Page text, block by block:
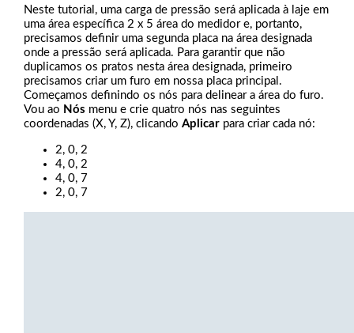
Neste tutorial, uma carga de pressão será aplicada à laje em
uma área específica 2 x 5 área do medidor e, portanto,
precisamos definir uma segunda placa na área designada
onde a pressão será aplicada. Para garantir que não
duplicamos os pratos nesta área designada, primeiro
precisamos criar um furo em nossa placa principal.
Começamos definindo os nós para delinear a área do furo.
Vou ao Nós menu e crie quatro nós nas seguintes
coordenadas (X, Y, Z), clicando Aplicarpara criar cada nó:
2, 0, 2
4, 0, 2
4, 0, 7
2, 0, 7